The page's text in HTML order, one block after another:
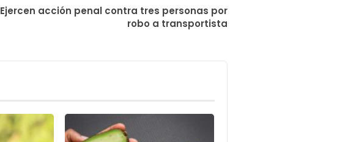
Ejercen acción penal contra tres personas por
robo a transportista